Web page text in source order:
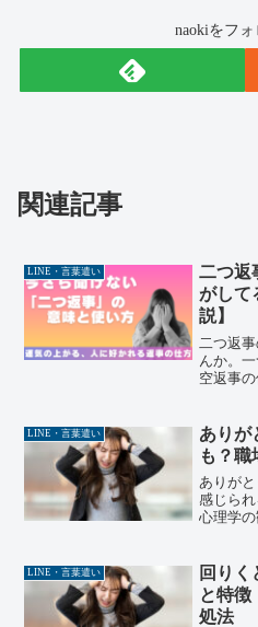
naokiをフ
関連記事
LINE・言葉遣い
二つ返
がして
説】
二つ返
んか。
空返事
なのて
スター
していま
LINE・言葉遣い
ありが
も？職
ありが
感じら
心理学の
級心理
営15年
もとに
LINE・言葉遣い
回りく
と特徴
処法